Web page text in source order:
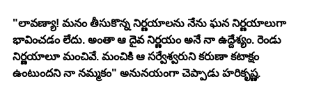
"లావణ్యా! మనం తీసుకొన్న నిర్ణయాలను నేను ఘన నిర్ణయాలుగా
భావించడం లేదు. అంతా ఆ దైవ నిర్ణయం అనే నా ఉద్దేశ్యం. రెండు
నిర్ణయాలూ మంచివే. మంచికి ఆ సర్వేశ్వరుని కరుణా కటాక్షం
ఉంటుందని నా నమ్మకం" అనునయంగా చెప్పాడు హరికృష్ణ.